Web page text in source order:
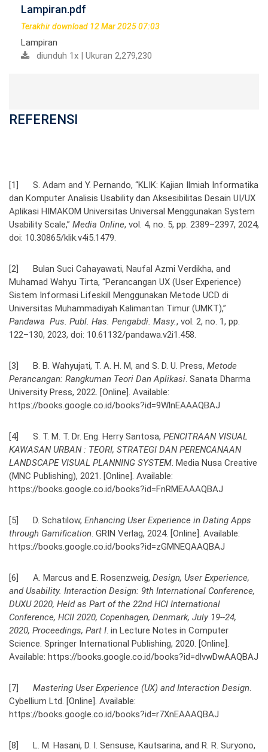
Lampiran.pdf
Terakhir download 12 Mar 2025 07:03
Lampiran
diunduh 1x | Ukuran 2,279,230
REFERENSI
[1] S. Adam and Y. Pernando, “KLIK: Kajian Ilmiah Informatika
dan Komputer Analisis Usability dan Aksesibilitas Desain UI/UX
Aplikasi HIMAKOM Universitas Universal Menggunakan System
Usability Scale,” Media Online, vol. 4, no. 5, pp. 2389–2397, 2024,
doi: 10.30865/klik.v4i5.1479.
[2] Bulan Suci Cahayawati, Naufal Azmi Verdikha, and
Muhamad Wahyu Tirta, “Perancangan UX (User Experience)
Sistem Informasi Lifeskill Menggunakan Metode UCD di
Universitas Muhammadiyah Kalimantan Timur (UMKT),”
Pandawa Pus. Publ. Has. Pengabdi. Masy., vol. 2, no. 1, pp.
122–130, 2023, doi: 10.61132/pandawa.v2i1.458.
[3] B. B. Wahyujati, T. A. H. M, and S. D. U. Press, Metode
Perancangan: Rangkuman Teori Dan Aplikasi. Sanata Dharma
University Press, 2022. [Online]. Available:
https://books.google.co.id/books?id=9WlnEAAAQBAJ
[4] S. T. M. T. Dr. Eng. Herry Santosa, PENCITRAAN VISUAL
KAWASAN URBAN : TEORI, STRATEGI DAN PERENCANAAN
LANDSCAPE VISUAL PLANNING SYSTEM. Media Nusa Creative
(MNC Publishing), 2021. [Online]. Available:
https://books.google.co.id/books?id=FnRMEAAAQBAJ
[5] D. Schatilow, Enhancing User Experience in Dating Apps
through Gamification. GRIN Verlag, 2024. [Online]. Available:
https://books.google.co.id/books?id=zGMNEQAAQBAJ
[6] A. Marcus and E. Rosenzweig, Design, User Experience,
and Usability. Interaction Design: 9th International Conference,
DUXU 2020, Held as Part of the 22nd HCI International
Conference, HCII 2020, Copenhagen, Denmark, July 19--24,
2020, Proceedings, Part I. in Lecture Notes in Computer
Science. Springer International Publishing, 2020. [Online].
Available: https://books.google.co.id/books?id=dlvwDwAAQBAJ
[7] Mastering User Experience (UX) and Interaction Design.
Cybellium Ltd. [Online]. Available:
https://books.google.co.id/books?id=r7XnEAAAQBAJ
[8] L. M. Hasani, D. I. Sensuse, Kautsarina, and R. R. Suryono,